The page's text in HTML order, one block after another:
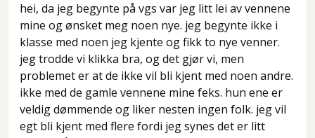
hei, da jeg begynte på vgs var jeg litt lei av vennene
mine og ønsket meg noen nye. jeg begynte ikke i
klasse med noen jeg kjente og fikk to nye venner.
jeg trodde vi klikka bra, og det gjør vi, men
problemet er at de ikke vil bli kjent med noen andre.
ikke med de gamle vennene mine feks. hun ene er
veldig dømmende og liker nesten ingen folk. jeg vil
egt bli kjent med flere fordi jeg synes det er litt